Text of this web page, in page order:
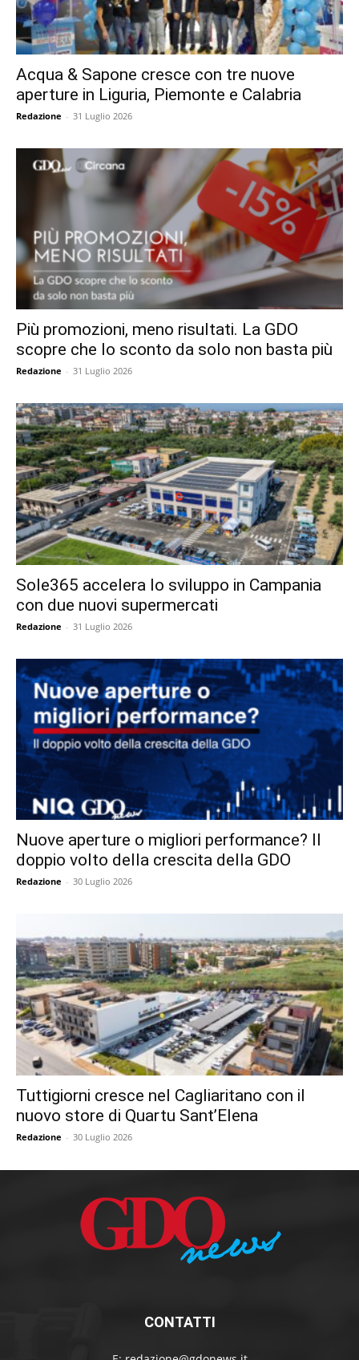
Acqua & Sapone cresce con tre nuove
aperture in Liguria, Piemonte e Calabria
Redazione - 31 Luglio 2026
Più promozioni, meno risultati. La GDO
scopre che lo sconto da solo non basta più
Redazione - 31 Luglio 2026
Sole365 accelera lo sviluppo in Campania
con due nuovi supermercati
Redazione - 31 Luglio 2026
Nuove aperture o migliori performance? Il
doppio volto della crescita della GDO
Redazione - 30 Luglio 2026
Tuttigiorni cresce nel Cagliaritano con il
nuovo store di Quartu Sant’Elena
Redazione - 30 Luglio 2026
CONTATTI